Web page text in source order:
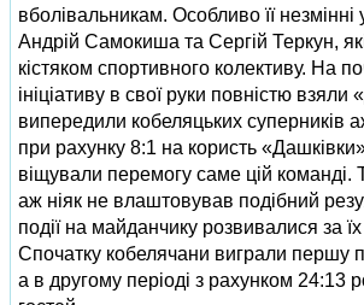
вболівальникам. Особливо її
Андрій Самокиша та Сергій Теркун,
кістяком спортивного колективу. На
ініціативу в свої руки повністю взяли
випередили кобеляцьких суперників
при рахунку 8:1 на користь
віщували перемогу саме цій команді.
аж ніяк не влаштовував подібний
події на майданчику розвивалися за
Спочатку кобелячани виграли першу
а в другому періоді з рахунком 24:13